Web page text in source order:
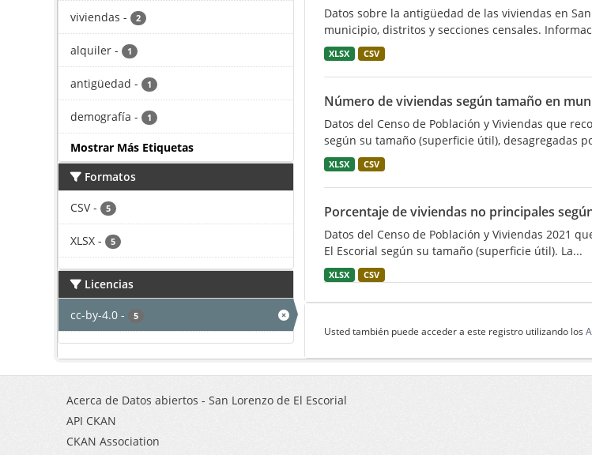
viviendas - 2
alquiler - 1
antigüedad - 1
demografía - 1
Mostrar Más Etiquetas
Formatos
CSV - 5
XLSX - 5
Licencias
cc-by-4.0 - 5
Datos sobre la antigüedad de las viviendas en
municipio, distritos y secciones censales.
XLSX CSV
Número de viviendas según tamaño en
Datos del Censo de Población y Viviendas que
según su tamaño (superficie útil), desagregadas
XLSX CSV
Porcentaje de viviendas no principales
Datos del Censo de Población y Viviendas 2021
El Escorial según su tamaño (superficie útil). La...
XLSX CSV
Usted también puede acceder a este registro utilizando los
Acerca de Datos abiertos - San Lorenzo de El Escorial
API CKAN
CKAN Association